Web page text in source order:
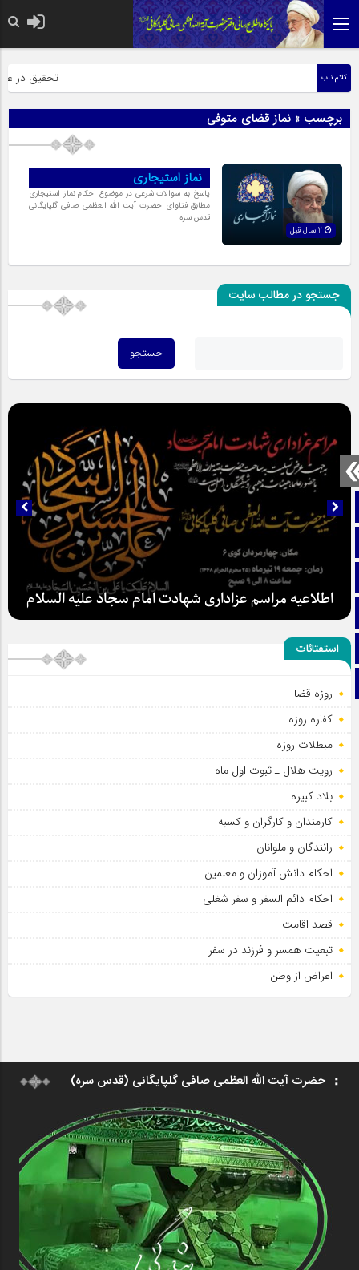
صفحه نخست
آپارات
اینستاگرام
کلام ناب تحقیق در
برچسب » نماز قضای متوفی
نماز استیجاری
پاسخ به سوالات شرعی در موضوع احکام نماز استیجارى
مطابق فتاوای حضرت آیت الله العظمی صافی گلپایگانی
قدس سره
جستجو در مطالب سایت
اطلاعیه مراسم عزاداری شهادت امام سجاد علیه السلام
استفتائات
روزه قضا
کفاره روزه
مبطلات روزه
رویت هلال ـ ثبوت اول ماه
بلاد کبیره
کارمندان و کارگران و کسبه
رانندگان و ملوانان
احکام دانش آموزان و معلمین
احکام دائم السفر و سفر شغلی
قصد اقامت
تبعیت همسر و فرزند در سفر
اعراض از وطن
حضرت آیت الله العظمی صافی گلپایگانی (قدس سره)